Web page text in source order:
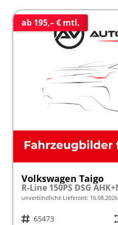
ab 195,– € mtl.
Volkswagen Taigo
unverbindliche Lieferzeit: 16.08.2026
Fahrzeugnr. 65473